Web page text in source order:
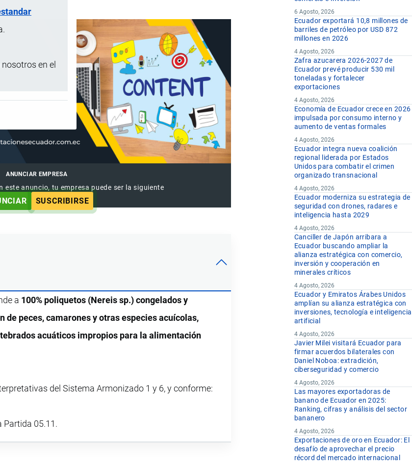
en el
ANUNCIAR EMPRESA
este anuncio, tu empresa puede ser la siguiente
SUSCRIBIRSE
a 100% poliquetos (Nereis sp.) congelados y
peces, camarones y otras especies acuícolas,
acuáticos impropios para la alimentación
del Sistema Armonizado 1 y 6, y conforme:
Partida 05.11.
6 Agosto, 2026
Ecuador exportará 10,8 millones de
barriles de petróleo por USD 872
millones en 2026
4 Agosto, 2026
Zafra azucarera 2026-2027 de
Ecuador prevé producir 530 mil
toneladas y fortalecer
exportaciones
4 Agosto, 2026
Economía de Ecuador crece en 2026
impulsada por consumo interno y
aumento de ventas formales
4 Agosto, 2026
Ecuador integra nueva coalición
regional liderada por Estados
Unidos para combatir el crimen
organizado transnacional
4 Agosto, 2026
Ecuador moderniza su estrategia de
seguridad con drones, radares e
inteligencia hasta 2029
4 Agosto, 2026
Canciller de Japón arribara a
Ecuador buscando ampliar la
alianza estratégica con comercio,
inversión y cooperación en
minerales críticos
4 Agosto, 2026
Ecuador y Emiratos Árabes Unidos
amplían su alianza estratégica con
inversiones, tecnología e inteligencia
artificial
4 Agosto, 2026
Javier Milei visitará Ecuador para
firmar acuerdos bilaterales con
Daniel Noboa: extradición,
ciberseguridad y comercio
4 Agosto, 2026
Las mayores exportadoras de
banano de Ecuador en 2025:
Ranking, cifras y análisis del sector
bananero
4 Agosto, 2026
Exportaciones de oro en Ecuador: El
desafío de aprovechar el precio
récord del mercado internacional